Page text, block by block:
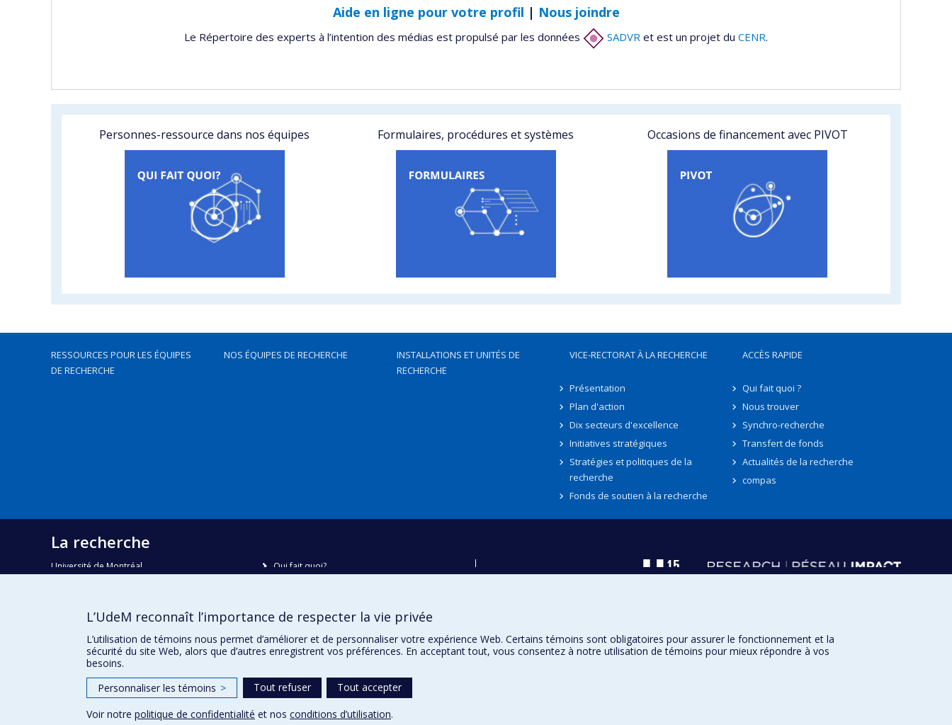
Aide en ligne pour votre profil | Nous joindre
Le Répertoire des experts à l’intention des médias est propulsé par les données SADVR et est un projet du CENR.
Personnes-ressource dans nos équipes Formulaires, procédures et systèmes Occasions de financement avec PIVOT
RESSOURCES POUR LES ÉQUIPES
DE RECHERCHE
NOS ÉQUIPES DE RECHERCHE
INSTALLATIONS ET UNITÉS DE
RECHERCHE
VICE-RECTORAT À LA RECHERCHE
Présentation
Plan d'action
Dix secteurs d'excellence
Initiatives stratégiques
Stratégies et politiques de la
recherche
Fonds de soutien à la recherche
ACCÈS RAPIDE
Qui fait quoi ?
Nous trouver
Synchro-recherche
Transfert de fonds
Actualités de la recherche
compas
La recherche
Université de Montréal
Courriel:recherche@umontreal.ca
Qui fait quoi?
Plan du site
Accessibilité
Confidentialité Conditions d’utilisation Paramètres des témoins
L’UdeM reconnaît l’importance de respecter la vie privée
L’utilisation de témoins nous permet d’améliorer et de personnaliser votre expérience Web. Certains témoins sont obligatoires pour assurer le fonctionnement et la
sécurité du site Web, alors que d’autres enregistrent vos préférences. En acceptant tout, vous consentez à notre utilisation de témoins pour mieux répondre à vos
besoins.
Personnaliser les témoins > Tout refuser
Tout accepter
Voir notre politique de confidentialité et nos conditions d’utilisation.